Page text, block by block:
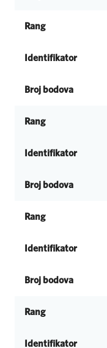
Rang
Identifikator
Broj bodova
Rang
Identifikator
Broj bodova
Rang
Identifikator
Broj bodova
Rang
Identifikator